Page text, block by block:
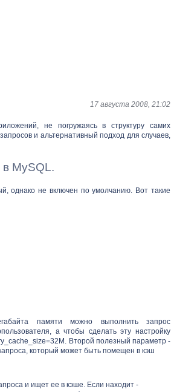
17 августа 2008, 21:02
не погружаясь в структуру самих
и альтернативный подход для случаев,
MySQL.
однако не включен по умолчанию. Вот такие
памяти можно выполнить запрос
а чтобы сделать эту настройку
Второй полезный параметр -
который может быть помещен в кэш
и ищет ее в кэше. Если находит -